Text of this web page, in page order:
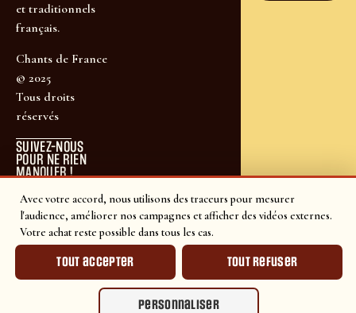
Avec votre accord, nous utilisons des traceurs pour mesurer
l'audience, améliorer nos campagnes et afficher des vidéos externes.
Votre achat reste possible dans tous les cas.
Tout accepter Tout refuser
Personnaliser
et traditionnels
français.
Chants de France
© 2025
Tous droits
réservés
SUIVEZ-NOUS
POUR NE RIEN
MANQUER !